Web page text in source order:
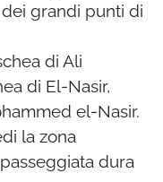
grandi punti di
di Ali
di El-Nasir,
el-Nasir.
la zona
dura